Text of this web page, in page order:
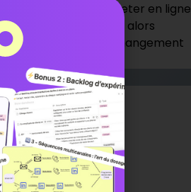
désormais acheter en ligne
Les entreprises sont alors
clients selon le changement
duo?